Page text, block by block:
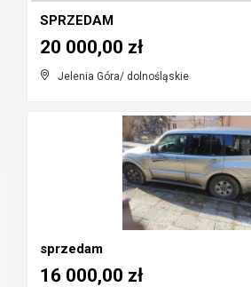
SPRZEDAM
Jelenia Góra/ dolnośląskie
20 000,00 zł
sprzedam
16 000,00 zł